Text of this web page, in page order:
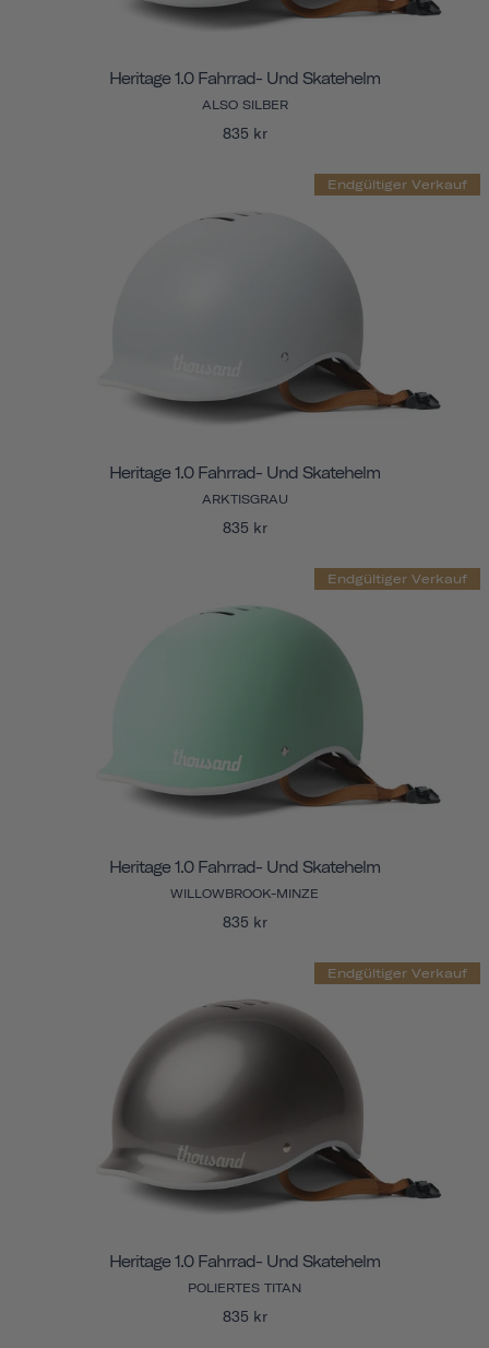
Heritage 1.0 Fahrrad- Und Skatehelm
ALSO SILBER
835 kr
Endgültiger Verkauf
Heritage 1.0 Fahrrad- Und Skatehelm
ARKTISGRAU
835 kr
Endgültiger Verkauf
Heritage 1.0 Fahrrad- Und Skatehelm
WILLOWBROOK-MINZE
835 kr
Endgültiger Verkauf
Heritage 1.0 Fahrrad- Und Skatehelm
POLIERTES TITAN
835 kr